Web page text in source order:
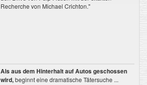
Recherche von Michael Crichton."
Als aus dem Hinterhalt auf Autos geschossen
wird,beginnt eine dramatische Tätersuche ...